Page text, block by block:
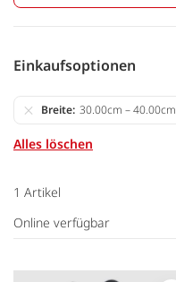
Einkaufsoptionen
Breite 30.00cm – 40.00cm
Alles löschen
1 Artikel
Online verfügbar